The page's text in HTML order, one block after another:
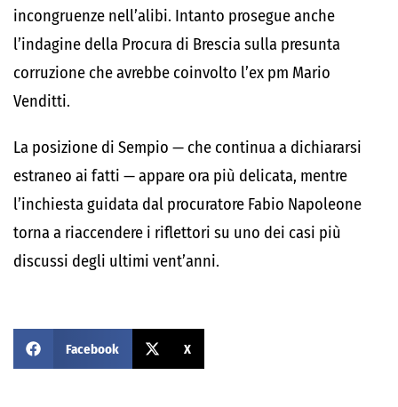
incongruenze nell’alibi. Intanto prosegue anche
l’indagine della Procura di Brescia sulla presunta
corruzione che avrebbe coinvolto l’ex pm Mario
Venditti.
La posizione di Sempio — che continua a dichiararsi
estraneo ai fatti — appare ora più delicata, mentre
l’inchiesta guidata dal procuratore Fabio Napoleone
torna a riaccendere i riflettori su uno dei casi più
discussi degli ultimi vent’anni.
Facebook X